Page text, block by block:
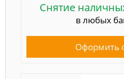
Снятие
в любых
Оформить